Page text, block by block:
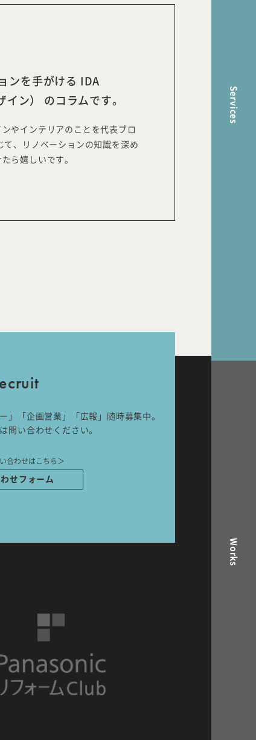
Services
Works
ンを手がける IDA
イン） のコラムです。
やインテリアのことを代表ブロ
、リノベーションの知識を深め
ら嬉しいです。
」「企画営業」「広報」随時募集中。
問い合わせください。
合わせはこちら＞
せフォーム